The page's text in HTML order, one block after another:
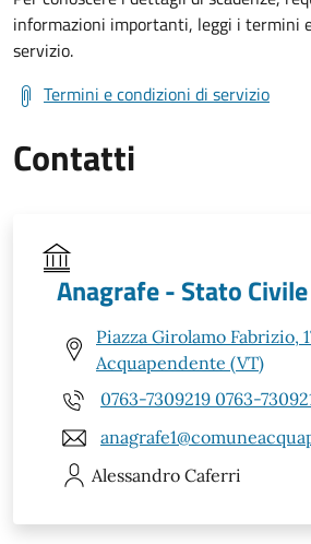
informazioni importanti, leggi i termini
servizio.
Termini e condizioni di servizio
Contatti
Anagrafe - Stato Civile
Piazza Girolamo Fabrizio,
Acquapendente (VT)
0763-7309219 0763-
Alessandro Caferri